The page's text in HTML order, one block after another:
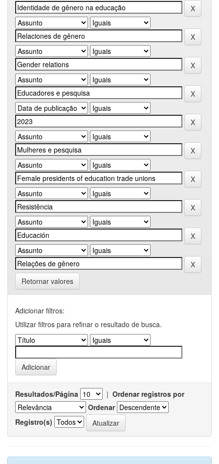
Retornar valores
Adicionar filtros:
Utilizar filtros para refinar o resultado de busca.
Resultados/Página | Ordenar registros por
Ordenar
Registro(s)